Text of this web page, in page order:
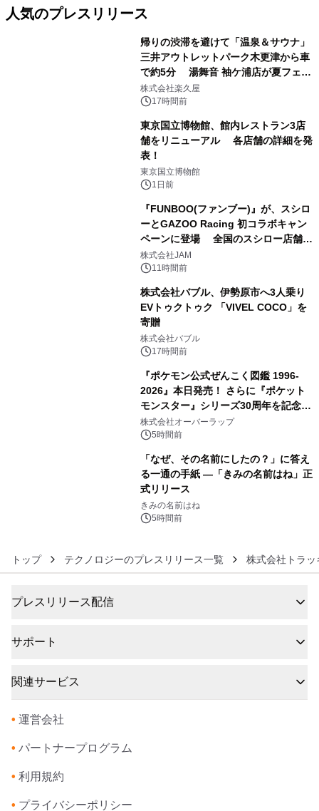
人気のプレスリリース
帰りの渋滞を避けて「温泉＆サウナ」
三井アウトレットパーク木更津から車
で約5分 湯舞音 袖ケ浦店が夏フェア
メニューを提供
株式会社楽久屋
17時間前
東京国立博物館、館内レストラン3店
舗をリニューアル 各店舗の詳細を発
表！
東京国立博物館
1日前
『FUNBOO(ファンブー)』が、スシロ
ーとGAZOO Racing 初コラボキャン
ペーンに登場 全国のスシロー店舗で
GR 4車種の FUNBOO(ミニカー)付き
メニューが展開されます
株式会社JAM
11時間前
株式会社バブル、伊勢原市へ3人乗り
EVトゥクトゥク 「VIVEL COCO」を
寄贈
株式会社バブル
17時間前
『ポケモン公式ぜんこく図鑑 1996-
2026』本日発売！ さらに『ポケット
モンスター』シリーズ30周年を記念し
た画集『ポケットモンスター ビジュア
ルアートブック』の発売決定！ 2026
株式会社オーバーラップ
5時間前
「なぜ、その名前にしたの？」に答え
る一通の手紙 ―「きみの名前はね」正
式リリース
きみの名前はね
5時間前
トップ テクノロジーのプレスリリース一覧 株式会社トラッ
プレスリリース配信
サポート
関連サービス
• 運営会社
• パートナープログラム
• 利用規約
• プライバシーポリシー